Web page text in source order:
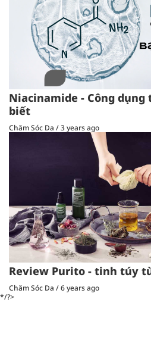
Niacinamide - Công dụng
biết
Chăm Sóc Da /3 years ago
Review Purito - tinh túy
Chăm Sóc Da /6 years ago
*/?>